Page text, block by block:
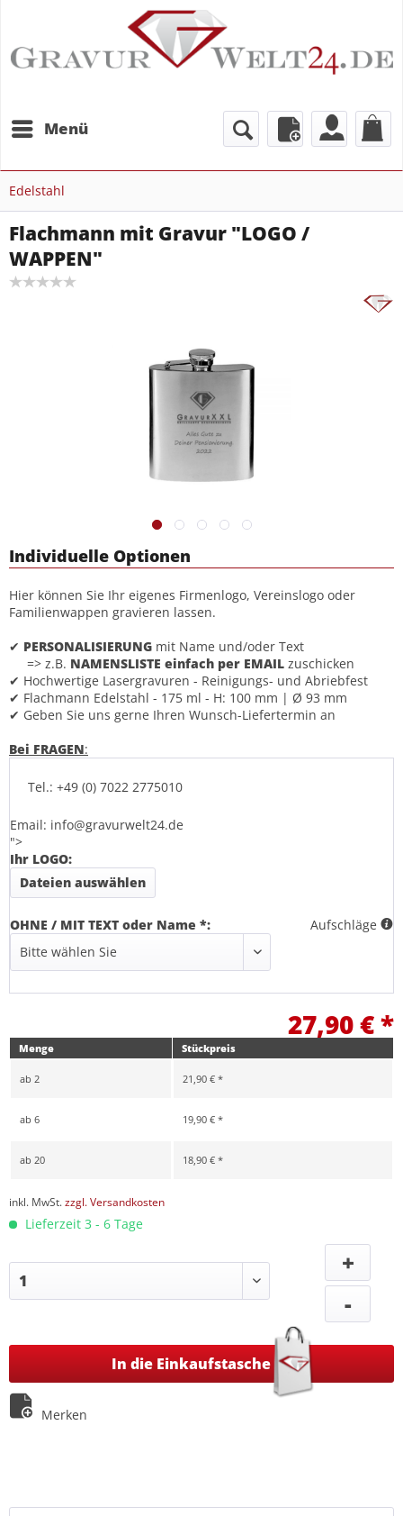
Menü
Edelstahl
Flachmann mit Gravur "LOGO /
WAPPEN"
Individuelle Optionen
Hier können Sie Ihr eigenes Firmenlogo, Vereinslogo oder
Familienwappen gravieren lassen.
✔ PERSONALISIERUNG mit Name und/oder Text
=> z.B. NAMENSLISTE einfach per EMAIL zuschicken
✔ Hochwertige Lasergravuren - Reinigungs- und Abriebfest
✔ Flachmann Edelstahl - 175 ml - H: 100 mm | Ø 93 mm
✔ Geben Sie uns gerne Ihren Wunsch-Liefertermin an
Bei FRAGEN:
Tel.: +49 (0) 7022 2775010
Email: info@gravurwelt24.de
">
Ihr LOGO:
Dateien auswählen
OHNE / MIT TEXT oder Name *: Aufschläge
27,90 € *
Menge Stückpreis
ab 2 21,90 € *
ab 6 19,90 € *
ab 20 18,90 € *
inkl. MwSt.zzgl. Versandkosten
Lieferzeit 3 - 6 Tage
+
-
In die Einkaufstasche
Merken